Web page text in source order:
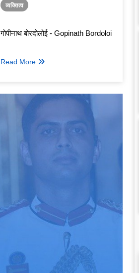
व्यक्तित्व
गोपीनाथ बोरदोलोई - Gopinath Bordoloi
Read More